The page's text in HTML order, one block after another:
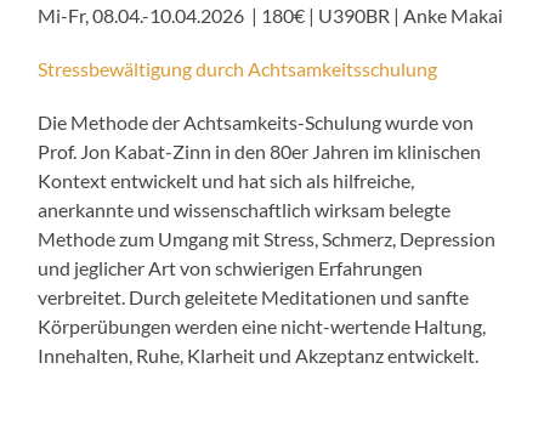
Mi-Fr, 08.04.-10.04.2026 | 180€ | U390BR | Anke Makai
Stressbewältigung durch Achtsamkeitsschulung
Die Methode der Achtsamkeits-Schulung wurde von
Prof. Jon Kabat-Zinn in den 80er Jahren im klinischen
Kontext entwickelt und hat sich als hilfreiche,
anerkannte und wissenschaftlich wirksam belegte
Methode zum Umgang mit Stress, Schmerz, Depression
und jeglicher Art von schwierigen Erfahrungen
verbreitet. Durch geleitete Meditationen und sanfte
Körperübungen werden eine nicht-wertende Haltung,
Innehalten, Ruhe, Klarheit und Akzeptanz entwickelt.